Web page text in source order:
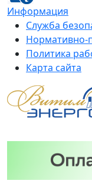
Информация
Служба
Нормативно-
Политика
Карта сайта